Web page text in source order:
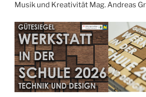
Musik und Kreativität Mag. Andreas